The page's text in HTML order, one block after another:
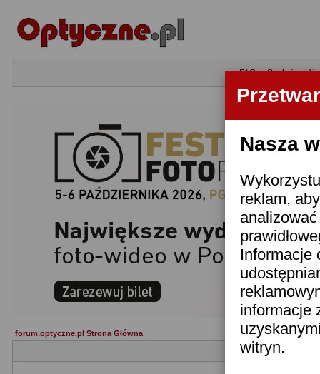
Nasza
reklam,
Informacje
informacje
witryn.
•FAQ•Szukaj•
forum.optyczne.pl Strona Główna